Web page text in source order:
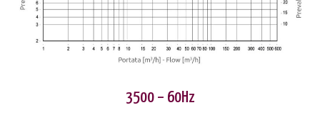
3500 – 60Hz